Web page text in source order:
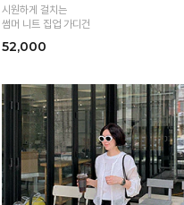
시원하게 걸치는
썸머 니트 집업 가디건
52,000